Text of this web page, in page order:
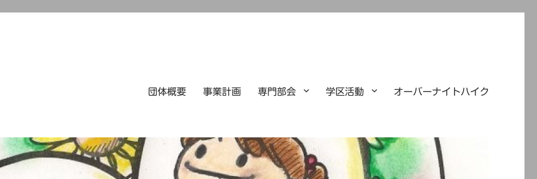
団体概要 事業計画 専門部会 学区活動 オーバーナイトハイク